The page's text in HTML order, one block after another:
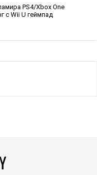
PS4/Xbox One
с Wii U геймпад